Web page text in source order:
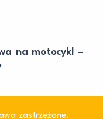
na motocykl –
zastrzeżone.